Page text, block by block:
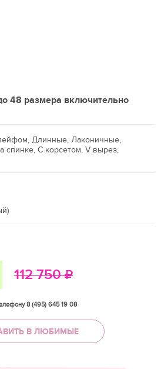
48 размера включительно
Длинные, Лаконичные,
С корсетом, V вырез,
112 750
8 (495) 645 19 08
В ЛЮБИМЫЕ